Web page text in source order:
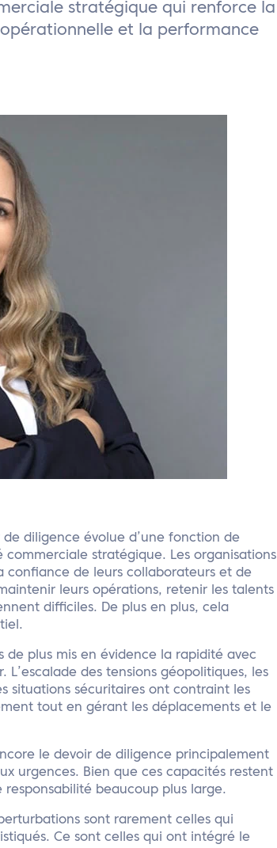
stratégique qui renforce la
et la performance
diligence évolue d’une fonction de
commerciale stratégique. Les organisations
confiance de leurs collaborateurs et de
leurs opérations, retenir les talents
difficiles. De plus en plus, cela
de plus mis en évidence la rapidité avec
des tensions géopolitiques, les
situations sécuritaires ont contraint les
tout en gérant les déplacements et le
le devoir de diligence principalement
urgences. Bien que ces capacités restent
responsabilité beaucoup plus large.
sont rarement celles qui
Ce sont celles qui ont intégré le